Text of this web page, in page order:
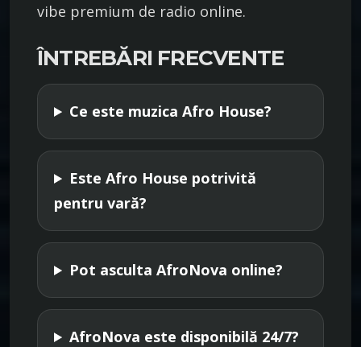
vibe premium de radio online.
ÎNTREBĂRI FRECVENTE
Ce este muzica Afro House?
Este Afro House potrivită
pentru vară?
Pot asculta AfroNova online?
AfroNova este disponibilă 24/7?